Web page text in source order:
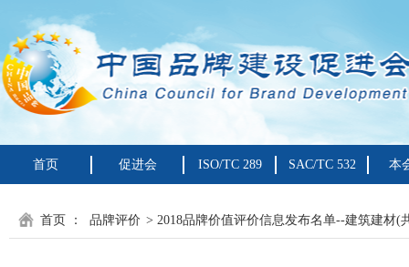
首页 促进会 ISO/TC 289 SAC/TC 532 本
首页 ： 品牌评价 > 2018品牌价值评价信息发布名单--建筑建材(